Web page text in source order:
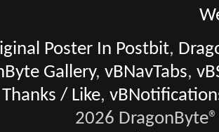
Poster In Postbit,
Gallery,vBNavTabs,
/ Like,
2026